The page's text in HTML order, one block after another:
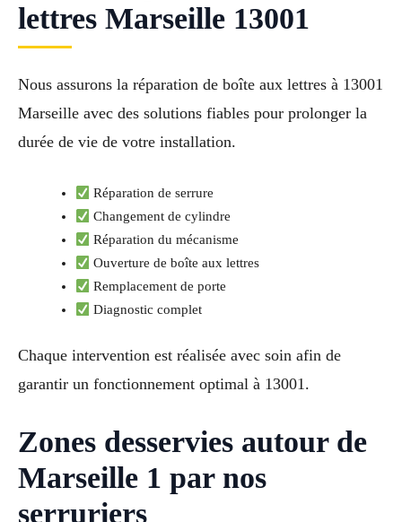
lettres Marseille 13001
Nous assurons la réparation de boîte aux lettres à 13001
Marseille avec des solutions fiables pour prolonger la
durée de vie de votre installation.
Réparation de serrure
Changement de cylindre
Réparation du mécanisme
Ouverture de boîte aux lettres
Remplacement de porte
Diagnostic complet
Chaque intervention est réalisée avec soin afin de
garantir un fonctionnement optimal à 13001.
Zones desservies autour de
Marseille 1 par nos
serruriers